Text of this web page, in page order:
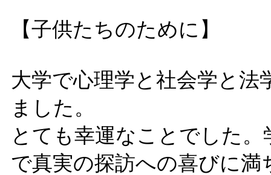
【子供たちのために】
大学で心理学と社会学と
ました。
とても幸運なことでした
で真実の探訪への喜びに